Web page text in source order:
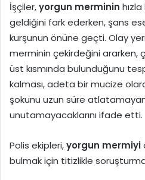
İşçiler,yorgun merminin
geldiğini fark ederken, şans
kurşunun önüne geçti. Olay
merminin çekirdeğini ararken,
üst kısmında bulunduğunu
kalması, adeta bir mucize
şokunu uzun süre
unutamayacaklarını ifade etti.
Polis ekipleri,yorgun mermiyi
bulmak için titizlikle